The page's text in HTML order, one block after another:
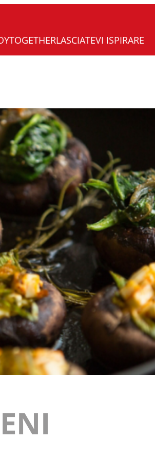
LASCIATEVI ISPIRARE